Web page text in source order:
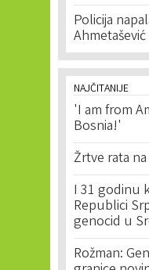
Policija
Ahmetašević
NAJČITANIJE
'I am from
Bosnia!'
Žrtve rata
I 31 godinu
Republici
genocid u
Rožman: